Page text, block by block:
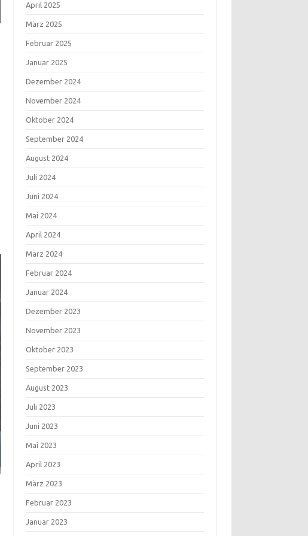
April 2025
März 2025
Februar 2025
Januar 2025
Dezember 2024
November 2024
Oktober 2024
September 2024
August 2024
Juli 2024
Juni 2024
Mai 2024
April 2024
März 2024
Februar 2024
Januar 2024
Dezember 2023
November 2023
Oktober 2023
September 2023
August 2023
Juli 2023
Juni 2023
Mai 2023
April 2023
März 2023
Februar 2023
Januar 2023